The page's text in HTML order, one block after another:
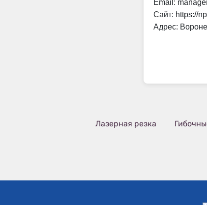
Email:
Сайт: https://
Адрес:
Лазерная резка